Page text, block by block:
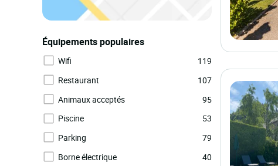
Équipements populaires
Wifi
119
Restaurant
107
Animaux acceptés
95
Piscine
53
Parking
79
Borne électrique
40